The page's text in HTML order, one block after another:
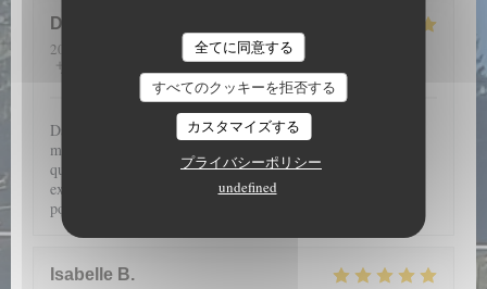
全てに同意する
すべてのクッキーを拒否する
カスタマイズする
プライバシーポリシー
undefined
D
2026-07-14
- 19:30 - ゲスト 4
サービス
雰囲気:5/5 メニュー:5/5
Dans un cadre merveilleux, en pleine nature avec une
magnifique vue, l’Aigle Blanche vous offre une cuisine de
qualité (encornets farcis et pièce de vieux fondante par
exemple). Service agréable. Et petite liqueur maison de
pomme de pin à la fin, à goûter impérativement !
Isabelle B